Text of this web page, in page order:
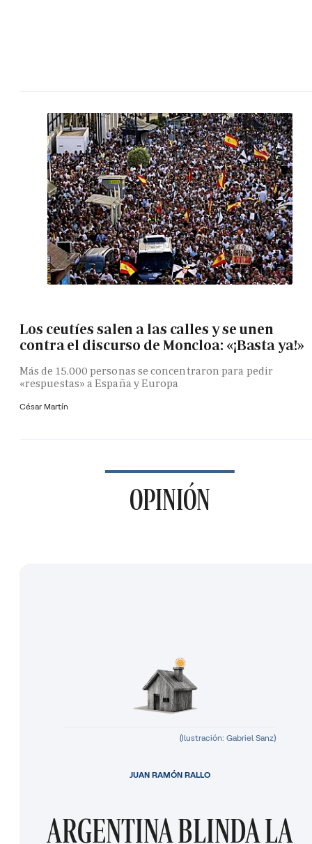
Los ceutíes salen a las calles y se unen
contra el discurso de Moncloa: «¡Basta ya!»
Más de 15.000 personas se concentraron para pedir
«respuestas» a España y Europa
César Martín
OPINIÓN
(Ilustración: Gabriel Sanz)
ARGENTINA BLINDA LA
JUAN RAMÓN RALLO